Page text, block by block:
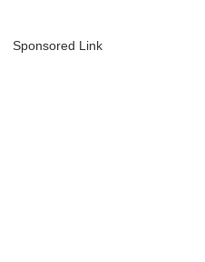
Sponsored Link